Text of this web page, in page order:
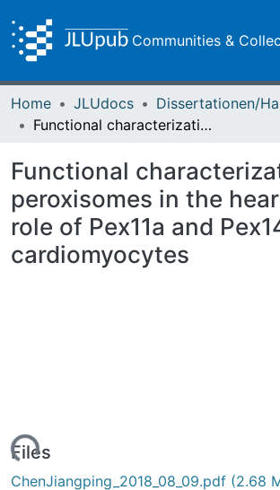
Communities &
Home JLUdocs
Functional characterization of peroxisomes in the heart and the role of Pex11a and Pex14 in cardiomyocytes
Functional
peroxisomes in the
role of Pex11a and
cardiomyocytes
Files
ChenJiangping_2018_08_09.pdf (2.68